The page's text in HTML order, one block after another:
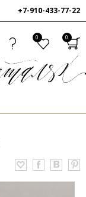
+7-910-433-77-22
0 0